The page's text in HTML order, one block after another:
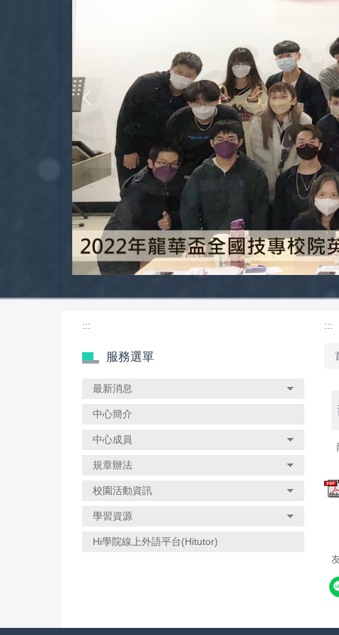
:::
服務選單
最新消息
中心簡介
中心成員
規章辦法
校園活動資訊
學習資源
Hi學院線上外語平台(Hitutor)
:::